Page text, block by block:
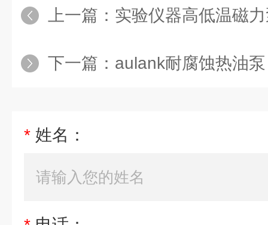
上一篇： 实验仪器高低温磁
下一篇： aulank耐腐蚀热油泵
* 姓名：